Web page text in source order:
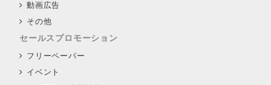
動画広告
その他
セールスプロモーション
フリーペーパー
イベント